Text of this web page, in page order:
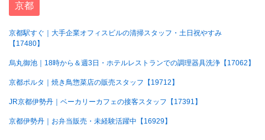
京都
京都駅すぐ｜大手企業オフィスビルの清掃スタッフ・土日祝やすみ
【17480】
烏丸御池｜18時から＆週3日・ホテルレストランでの調理器具洗浄【17062】
京都ポルタ｜焼き鳥惣菜店の販売スタッフ【19712】
JR京都伊勢丹｜ベーカリーカフェの接客スタッフ【17391】
京都伊勢丹｜お弁当販売・未経験活躍中【16929】